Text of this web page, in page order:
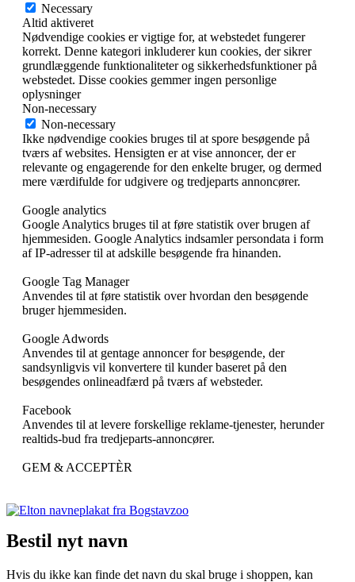
Necessary
Altid aktiveret
Nødvendige cookies er vigtige for, at webstedet fungerer
korrekt. Denne kategori inkluderer kun cookies, der sikrer
grundlæggende funktionaliteter og sikkerhedsfunktioner på
webstedet. Disse cookies gemmer ingen personlige
oplysninger
Non-necessary
Non-necessary
Ikke nødvendige cookies bruges til at spore besøgende på
tværs af websites. Hensigten er at vise annoncer, der er
relevante og engagerende for den enkelte bruger, og dermed
mere værdifulde for udgivere og tredjeparts annoncører.
Google analytics
Google Analytics bruges til at føre statistik over brugen af
hjemmesiden. Google Analytics indsamler persondata i form
af IP-adresser til at adskille besøgende fra hinanden.
Google Tag Manager
Anvendes til at føre statistik over hvordan den besøgende
bruger hjemmesiden.
Google Adwords
Anvendes til at gentage annoncer for besøgende, der
sandsynligvis vil konvertere til kunder baseret på den
besøgendes onlineadfærd på tværs af websteder.
Facebook
Anvendes til at levere forskellige reklame-tjenester, herunder
realtids-bud fra tredjeparts-annoncører.
GEM & ACCEPTÈR
Bestil nyt navn
Hvis du ikke kan finde det navn du skal bruge i shoppen, kan